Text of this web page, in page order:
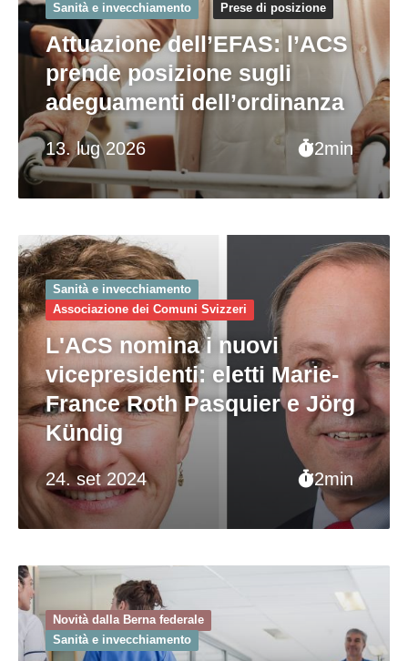
13. lug 2026 2min
Sanità e invecchiamento Prese di posizione
Attuazione dell’EFAS: l’ACS
prende posizione sugli
adeguamenti dell’ordinanza
24. set 2024 2min
Sanità e invecchiamento
Associazione dei Comuni Svizzeri
L'ACS nomina i nuovi
vicepresidenti: eletti Marie-
France Roth Pasquier e Jörg
Kündig
Novità dalla Berna federale
Sanità e invecchiamento